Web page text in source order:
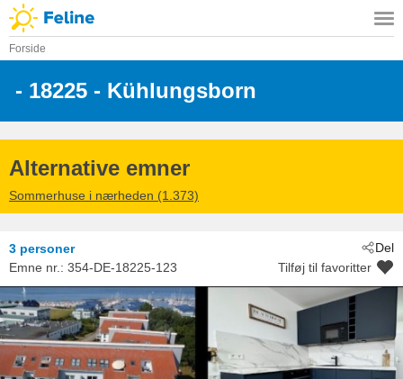
Forside
- 18225 - Kühlungsborn
Alternative emner
Sommerhuse i nærheden (1.373)
Del
3 personer
Emne nr.: 354-DE-18225-123 Tilføj til favoritter